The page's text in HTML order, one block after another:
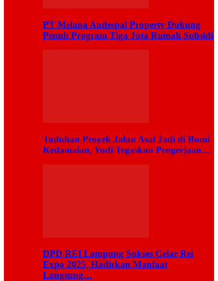
PT Melana Andespal Property Dukung
Penuh Program Tiga Juta Rumah Subsidi
Tuduhan Proyek Jalan Asal Jadi di Bumi
Kedamaian, Yudi Tegaskan Pengerjaan…
DPD REI Lampung Sukses Gelar Rei
Expo 2025, Hadirkan Manfaat
Langsung…